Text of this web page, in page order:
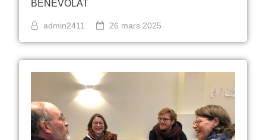
BÉNÉVOLAT
admin2411 26 mars 2025